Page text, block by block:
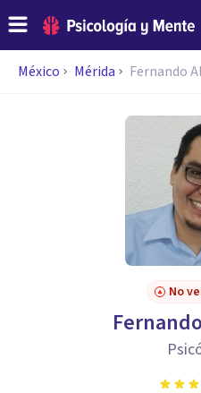
México Mérida Fernando
No